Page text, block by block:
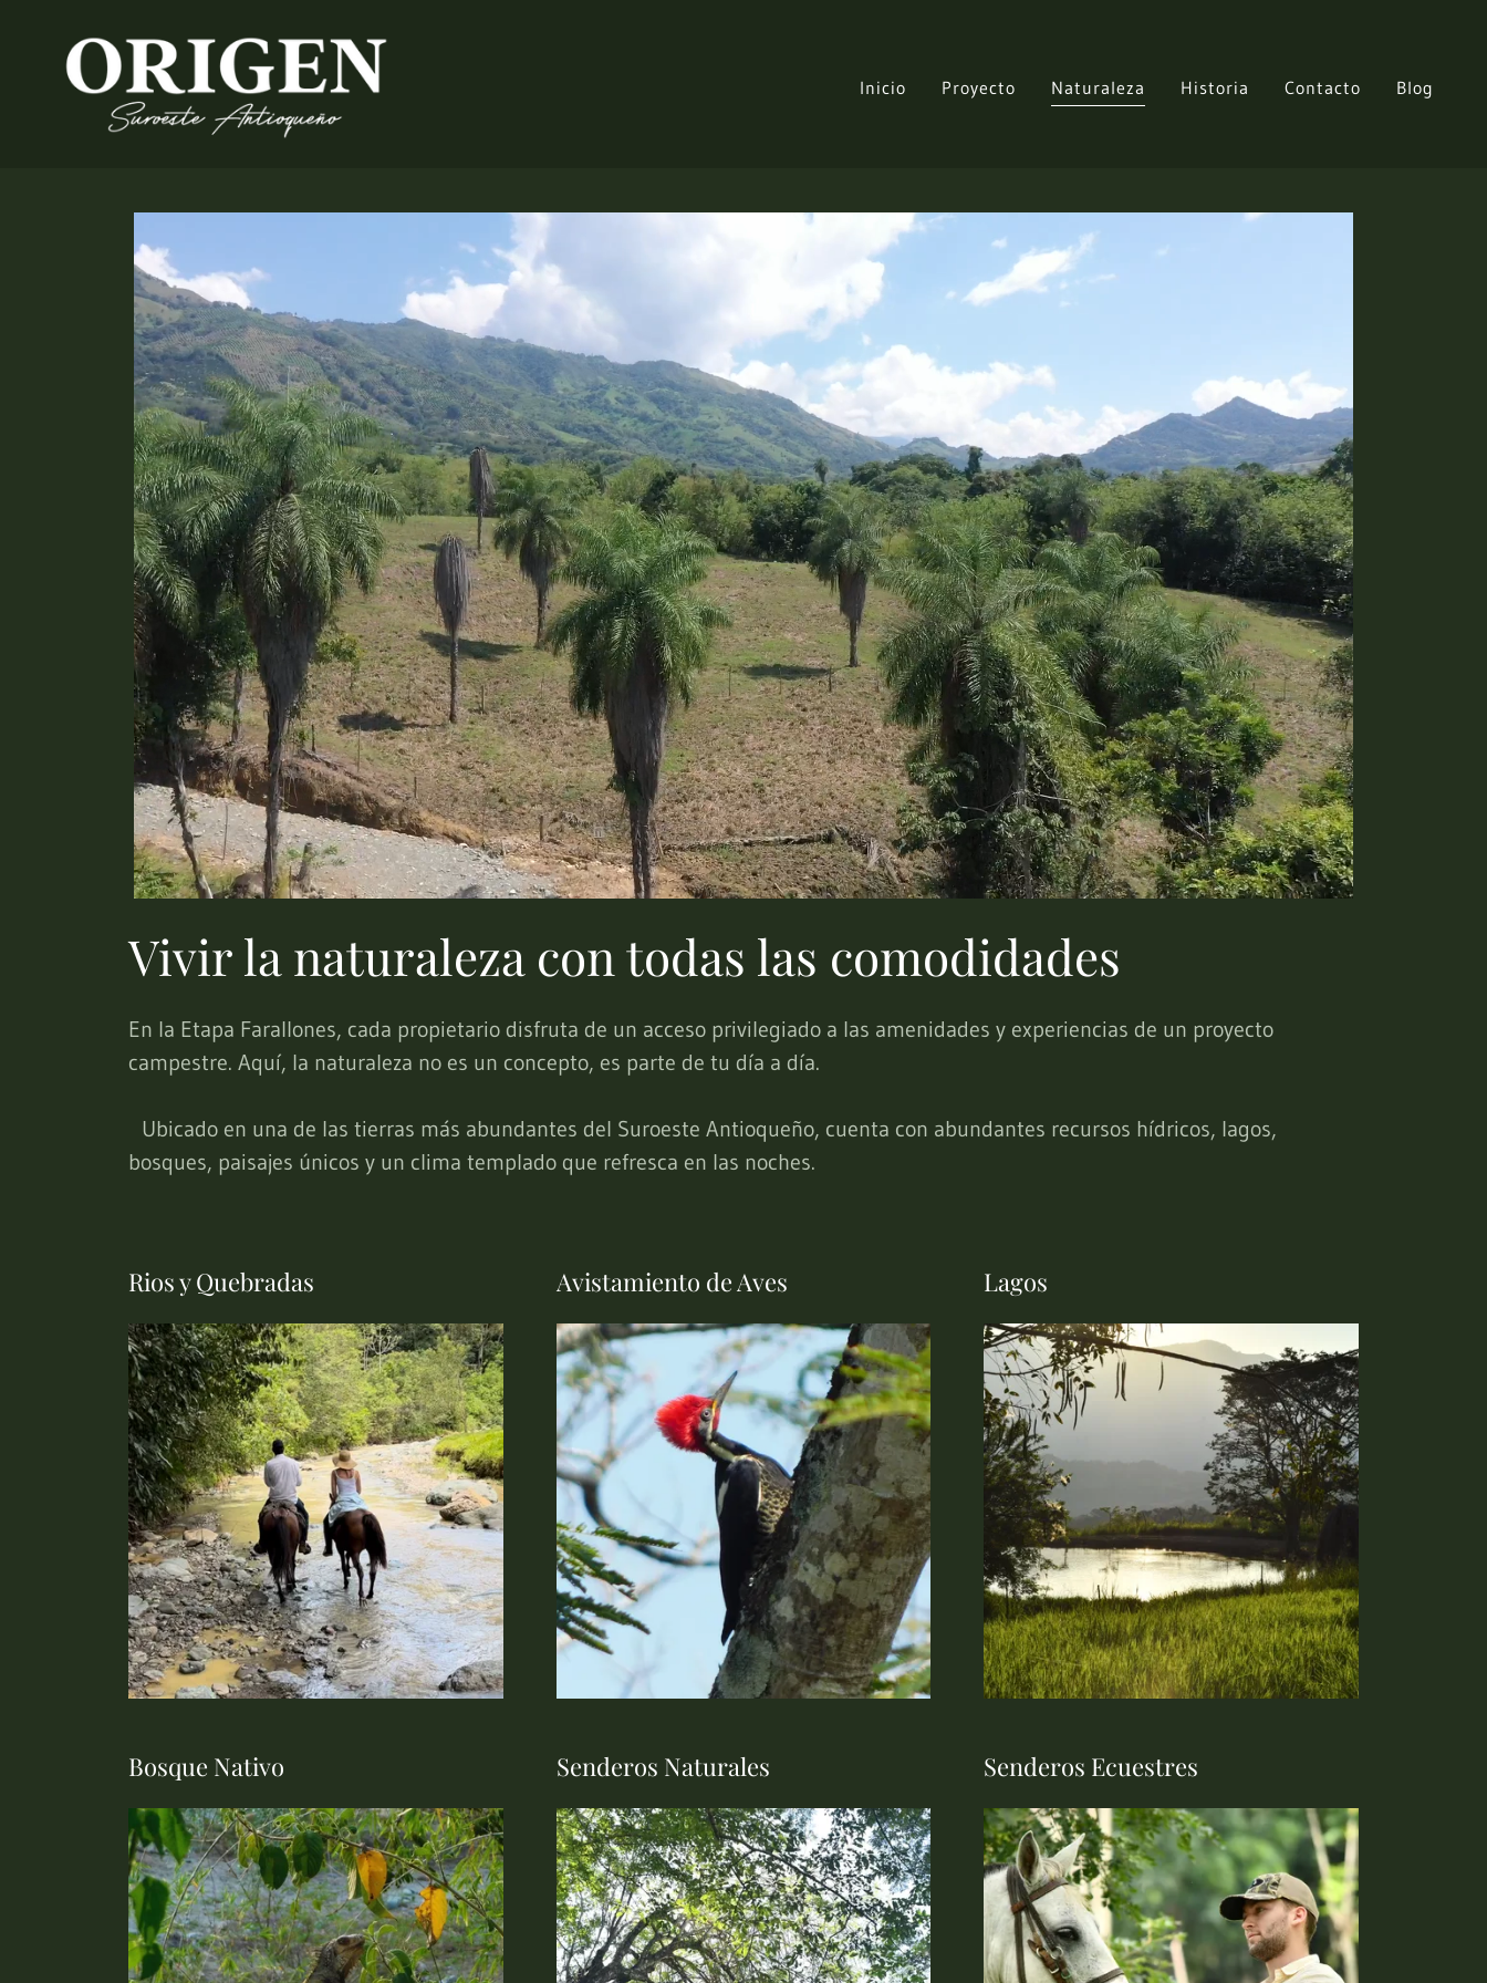
Inicio Proyecto Naturaleza Historia Contacto Blog
Vivir la naturaleza con todas las comodidades
En la Etapa Farallones, cada propietario disfruta de un acceso privilegiado a las amenidades y experiencias de un proyecto
campestre. Aquí, la naturaleza no es un concepto, es parte de tu día a día.
Ubicado en una de las tierras más abundantes del Suroeste Antioqueño, cuenta con abundantes recursos hídricos, lagos,
bosques, paisajes únicos y un clima templado que refresca en las noches.
Rios y Quebradas Avistamiento de Aves Lagos
Bosque Nativo Senderos Naturales Senderos Ecuestres